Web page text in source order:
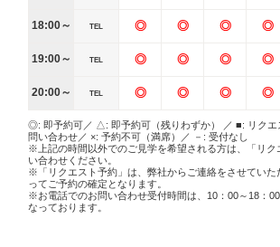
18:00～ TEL ◎ ◎ ◎ ◎
19:00～ TEL ◎ ◎ ◎ ◎
20:00～ TEL ◎ ◎ ◎ ◎
◎: 即予約可／ △: 即予約可（残りわずか） ／ ■: リクエ
問い合わせ／ ×: 予約不可（満席）／ －: 受付なし
※上記の時間以外でのご見学を希望される方は、「リク
い合わせください。
※「リクエスト予約」は、弊社からご連絡をさせていた
ってご予約の確定となります。
※お電話でのお問い合わせ受付時間は、10：00～18：
なっております。